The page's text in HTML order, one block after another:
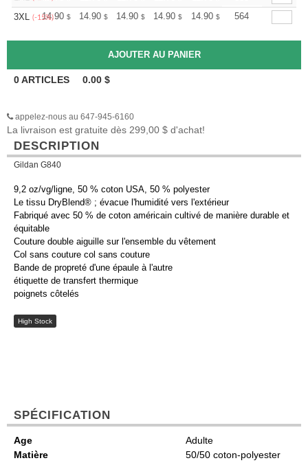
3XL (-15%)14.90 $ 14.90 $ 14.90 $ 14.90 $ 14.90 $ 14.90
564
0ARTICLES 0.00 $
appelez-nous au 647-945-6160
La livraison est gratuite dès 299,00 $ d'achat!
DESCRIPTION
Gildan G840
9,2 oz/vg/ligne, 50 % coton USA, 50 % polyester
Le tissu DryBlend® ; évacue l'humidité vers l'extérieur
Fabriqué avec 50 % de coton américain cultivé de manière durable et
équitable
Couture double aiguille sur l'ensemble du vêtement
Col sans couture col sans couture
Bande de propreté d'une épaule à l'autre
étiquette de transfert thermique
poignets côtelés
High Stock
SPÉCIFICATION
Age
Adulte
Matière
50/50 coton-polyester